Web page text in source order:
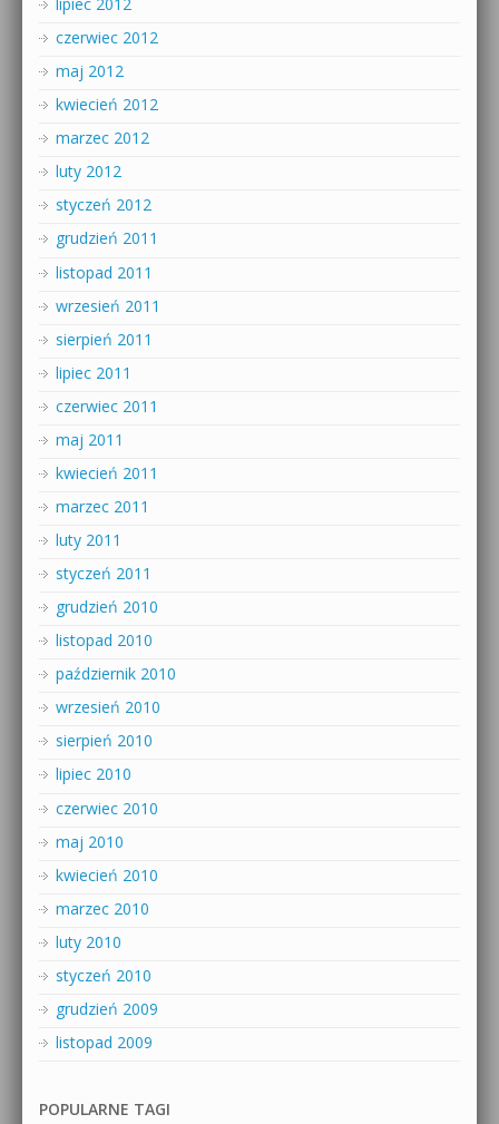
czerwiec 2012
maj 2012
kwiecień 2012
marzec 2012
luty 2012
styczeń 2012
grudzień 2011
listopad 2011
wrzesień 2011
sierpień 2011
lipiec 2011
czerwiec 2011
maj 2011
kwiecień 2011
marzec 2011
luty 2011
styczeń 2011
grudzień 2010
listopad 2010
październik 2010
wrzesień 2010
sierpień 2010
lipiec 2010
czerwiec 2010
maj 2010
kwiecień 2010
marzec 2010
luty 2010
styczeń 2010
grudzień 2009
listopad 2009
POPULARNE TAGI